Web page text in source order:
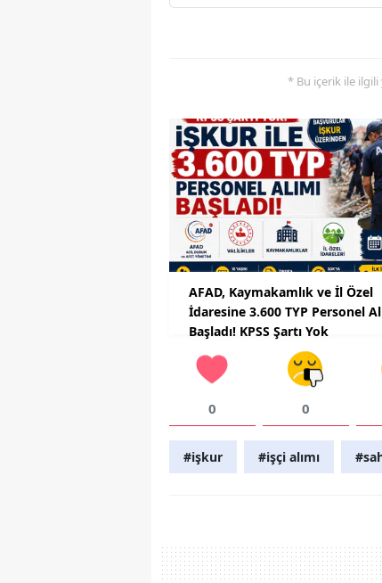
* Bu içerik ile ilgili
AFAD, Kaymakamlık ve İl Özel
İdaresine 3.600 TYP Personel
Başladı! KPSS Şartı Yok
0 0
#işkur #işçi alımı